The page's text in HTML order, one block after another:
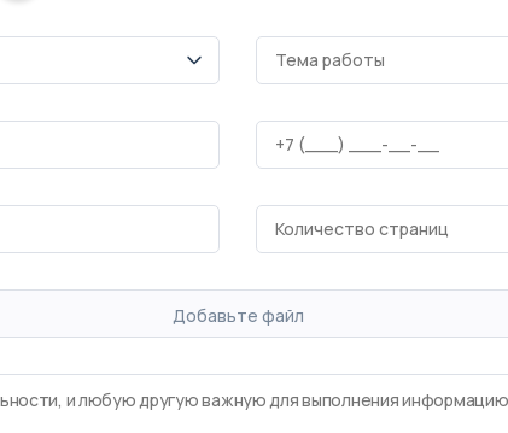
Добавьте файл